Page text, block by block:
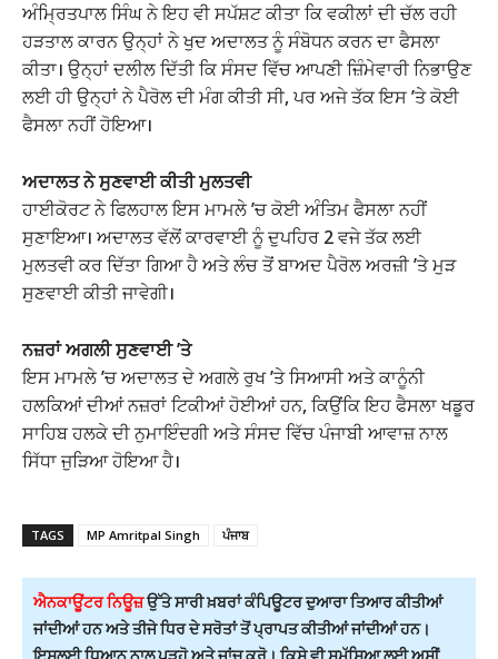
ਅੰਮ੍ਰਿਤਪਾਲ ਸਿੰਘ ਨੇ ਇਹ ਵੀ ਸਪੱਸ਼ਟ ਕੀਤਾ ਕਿ ਵਕੀਲਾਂ ਦੀ ਚੱਲ ਰਹੀ
ਹੜਤਾਲ ਕਾਰਨ ਉਨ੍ਹਾਂ ਨੇ ਖੁਦ ਅਦਾਲਤ ਨੂੰ ਸੰਬੋਧਨ ਕਰਨ ਦਾ ਫੈਸਲਾ
ਕੀਤਾ। ਉਨ੍ਹਾਂ ਦਲੀਲ ਦਿੱਤੀ ਕਿ ਸੰਸਦ ਵਿੱਚ ਆਪਣੀ ਜ਼ਿੰਮੇਵਾਰੀ ਨਿਭਾਉਣ
ਲਈ ਹੀ ਉਨ੍ਹਾਂ ਨੇ ਪੈਰੋਲ ਦੀ ਮੰਗ ਕੀਤੀ ਸੀ, ਪਰ ਅਜੇ ਤੱਕ ਇਸ ’ਤੇ ਕੋਈ
ਫੈਸਲਾ ਨਹੀਂ ਹੋਇਆ।
ਅਦਾਲਤ ਨੇ ਸੁਣਵਾਈ ਕੀਤੀ ਮੁਲਤਵੀ
ਹਾਈਕੋਰਟ ਨੇ ਫਿਲਹਾਲ ਇਸ ਮਾਮਲੇ ’ਚ ਕੋਈ ਅੰਤਿਮ ਫੈਸਲਾ ਨਹੀਂ
ਸੁਣਾਇਆ। ਅਦਾਲਤ ਵੱਲੋਂ ਕਾਰਵਾਈ ਨੂੰ ਦੁਪਹਿਰ 2 ਵਜੇ ਤੱਕ ਲਈ
ਮੁਲਤਵੀ ਕਰ ਦਿੱਤਾ ਗਿਆ ਹੈ ਅਤੇ ਲੰਚ ਤੋਂ ਬਾਅਦ ਪੈਰੋਲ ਅਰਜ਼ੀ ’ਤੇ ਮੁੜ
ਸੁਣਵਾਈ ਕੀਤੀ ਜਾਵੇਗੀ।
ਨਜ਼ਰਾਂ ਅਗਲੀ ਸੁਣਵਾਈ ’ਤੇ
ਇਸ ਮਾਮਲੇ ’ਚ ਅਦਾਲਤ ਦੇ ਅਗਲੇ ਰੁਖ ’ਤੇ ਸਿਆਸੀ ਅਤੇ ਕਾਨੂੰਨੀ
ਹਲਕਿਆਂ ਦੀਆਂ ਨਜ਼ਰਾਂ ਟਿਕੀਆਂ ਹੋਈਆਂ ਹਨ, ਕਿਉਂਕਿ ਇਹ ਫੈਸਲਾ ਖਡੂਰ
ਸਾਹਿਬ ਹਲਕੇ ਦੀ ਨੁਮਾਇੰਦਗੀ ਅਤੇ ਸੰਸਦ ਵਿੱਚ ਪੰਜਾਬੀ ਆਵਾਜ਼ ਨਾਲ
ਸਿੱਧਾ ਜੁੜਿਆ ਹੋਇਆ ਹੈ।
TAGS MP Amritpal Singh ਪੰਜਾਬ
ਐਨਕਾਊਂਟਰ ਨਿਊਜ਼ਉੱਤੇ ਸਾਰੀ ਖ਼ਬਰਾਂ ਕੰਪਿਊਟਰ ਦੁਆਰਾ ਤਿਆਰ ਕੀਤੀਆਂ
ਜਾਂਦੀਆਂ ਹਨ ਅਤੇ ਤੀਜੇ ਧਿਰ ਦੇ ਸਰੋਤਾਂ ਤੋਂ ਪ੍ਰਾਪਤ ਕੀਤੀਆਂ ਜਾਂਦੀਆਂ ਹਨ।